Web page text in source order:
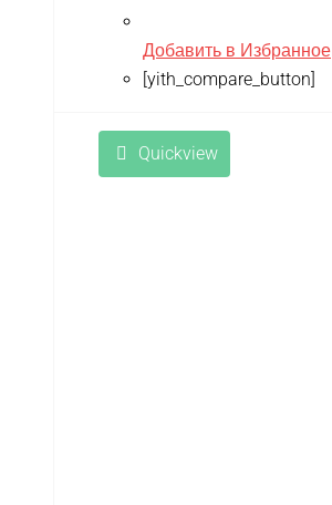
Добавить в Избранное
[yith_compare_button]
Quickview